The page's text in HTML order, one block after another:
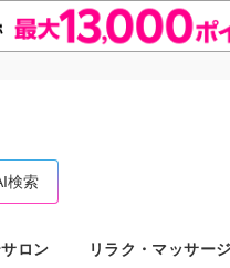
検索
ロン リラク・マッサー